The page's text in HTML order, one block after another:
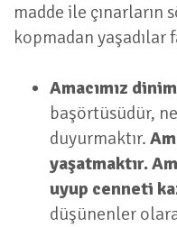
madde ile çınarların
kopmadan yaşadılar
Amacımız
başörtüsüdür,
duyurmaktır.
yaşatmaktır.
uyup cenneti
düşünenler